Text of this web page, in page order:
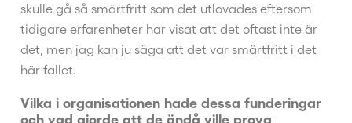
skulle gå så smärtfritt som det utlovades eftersom
tidigare erfarenheter har visat att det oftast inte är
det, men jag kan ju säga att det var smärtfritt i det
här fallet.
Vilka i organisationen hade dessa funderingar
och vad gjorde att de ändå ville prova